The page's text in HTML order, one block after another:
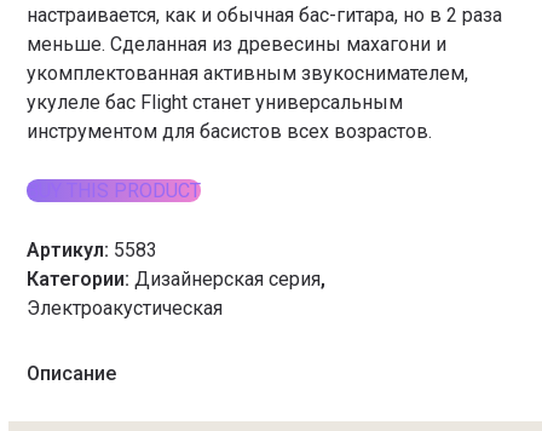
настраивается, как и обычная бас-гитара, но в 2 раза
меньше. Сделанная из древесины махагони и
укомплектованная активным звукоснимателем,
укулеле бас Flight станет универсальным
инструментом для басистов всех возрастов.
BUY THIS PRODUCT
Артикул: 5583
Категории:Дизайнерская серия,
Электроакустическая
Описание